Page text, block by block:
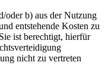
oder b) aus der Nutzung
entstehende Kosten zu
ist berechtigt, hierfür
nicht zu vertreten